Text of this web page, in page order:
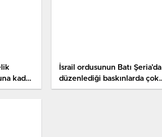
kadar
İsrail ordusunun Batı Şeria’da
düzenlediği baskınlarda çok
sayıda Filistinli gazdan